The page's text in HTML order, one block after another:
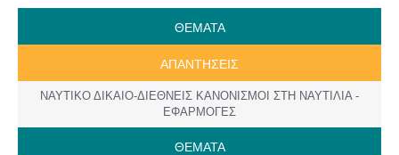
ΘΕΜΑΤΑ
ΑΠΑΝΤΗΣΕΙΣ
ΝΑΥΤΙΚΟ ΔΙΚΑΙΟ-ΔΙΕΘΝΕΙΣ ΚΑΝΟΝΙΣΜΟΙ ΣΤΗ ΝΑΥΤΙΛΙΑ -
ΕΦΑΡΜΟΓΕΣ
ΘΕΜΑΤΑ